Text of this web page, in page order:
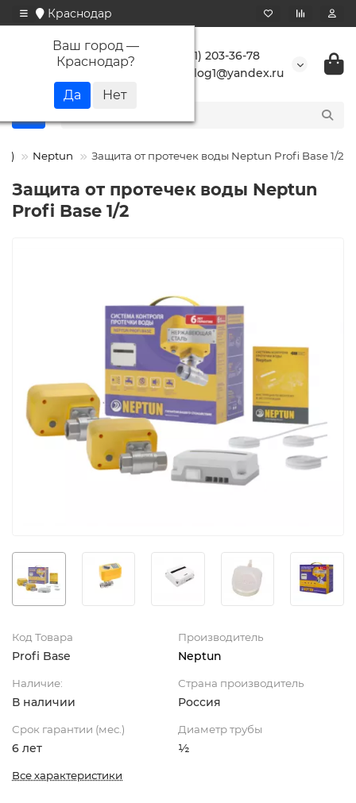
Краснодар
Ваш город —
Краснодар?
+7 (861) 203-36-78
buranlog1@yandex.ru
Neptun Защита от протечек воды Neptun Profi Base 1/2
Защита от протечек воды Neptun
Profi Base 1/2
Код Товара
Profi Base
Производитель
Neptun
Наличие:
В наличии
Страна производитель
Россия
Срок гарантии (мес.)
6 лет
Диаметр трубы
½
Все характеристики